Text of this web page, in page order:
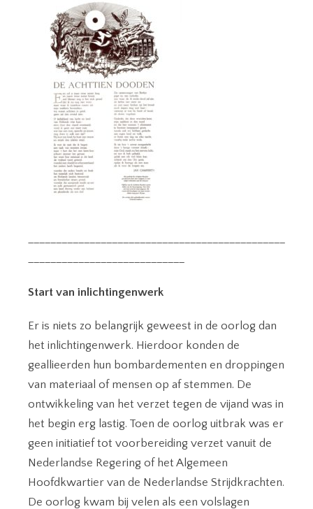
Start van inlichtingenwerk
Er is niets zo belangrijk geweest in de oorlog dan
het inlichtingenwerk. Hierdoor konden de
geallieerden hun bombardementen en droppingen
van materiaal of mensen op af stemmen. De
ontwikkeling van het verzet tegen de vijand was in
het begin erg lastig. Toen de oorlog uitbrak was er
geen initiatief tot voorbereiding verzet vanuit de
Nederlandse Regering of het Algemeen
Hoofdkwartier van de Nederlandse Strijdkrachten.
De oorlog kwam bij velen als een volslagen